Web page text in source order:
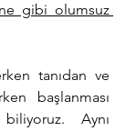
gibi olumsuz
tanıdan ve
başlanması
Aynı